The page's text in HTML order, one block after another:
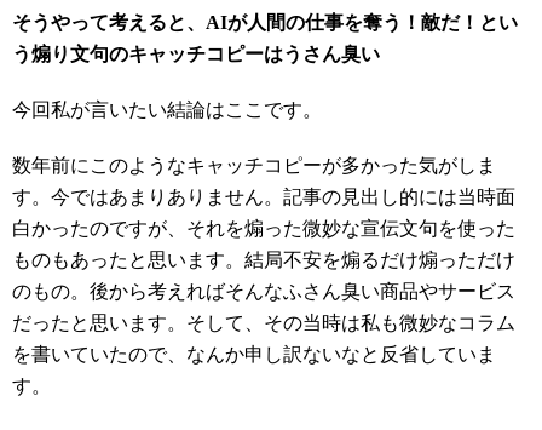
そうやって考えると、AIが人間の仕事を奪う！敵だ！とい
う煽り文句のキャッチコピーはうさん臭い
今回私が言いたい結論はここです。
数年前にこのようなキャッチコピーが多かった気がしま
す。今ではあまりありません。記事の見出し的には当時面
白かったのですが、それを煽った微妙な宣伝文句を使った
ものもあったと思います。結局不安を煽るだけ煽っただけ
のもの。後から考えればそんなふさん臭い商品やサービス
だったと思います。そして、その当時は私も微妙なコラム
を書いていたので、なんか申し訳ないなと反省していま
す。